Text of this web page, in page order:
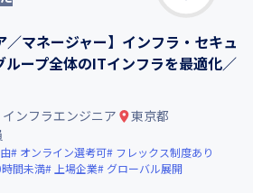
／マネージャー】インフラ・セキュ
ループ全体のITインフラを最適化／
ンフラエンジニア
東京都
オンライン選考可
フレックス制度あり
間未満 上場企業
グローバル展開